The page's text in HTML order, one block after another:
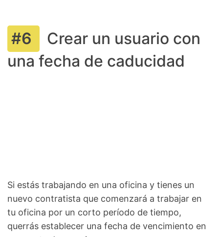
Crear un usuario con
una fecha de caducidad
Si estás trabajando en una oficina y tienes un
nuevo contratista que comenzará a trabajar en
tu oficina por un corto período de tiempo,
querrás establecer una fecha de vencimiento en